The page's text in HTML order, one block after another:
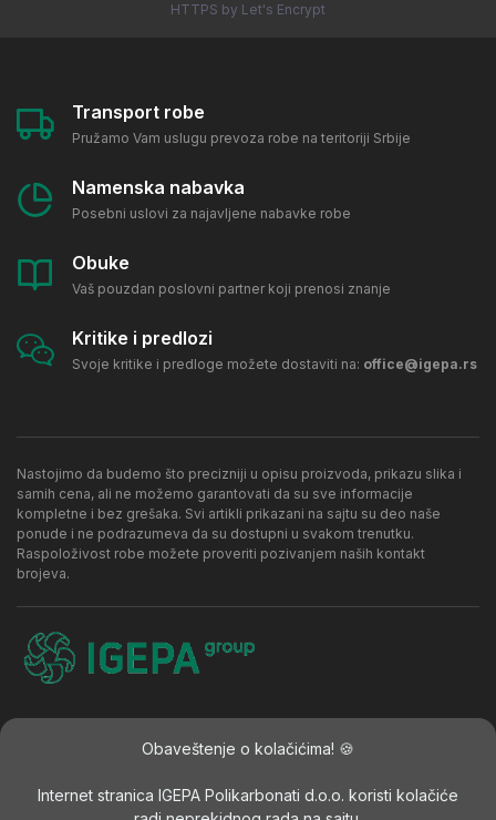
HTTPS by Let's Encrypt
Transport robe
Pružamo Vam uslugu prevoza robe na teritoriji Srbije
Namenska nabavka
Posebni uslovi za najavljene nabavke robe
Obuke
Vaš pouzdan poslovni partner koji prenosi znanje
Kritike i predlozi
Svoje kritike i predloge možete dostaviti na: office@igepa.rs
Nastojimo da budemo što precizniji u opisu proizvoda, prikazu slika i
samih cena, ali ne možemo garantovati da su sve informacije
kompletne i bez grešaka. Svi artikli prikazani na sajtu su deo naše
ponude i ne podrazumeva da su dostupni u svakom trenutku.
Raspoloživost robe možete proveriti pozivanjem naših kontakt
brojeva.
Obaveštenje o kolačićima! 🍪
Internet stranica IGEPA Polikarbonati d.o.o. koristi kolačiće